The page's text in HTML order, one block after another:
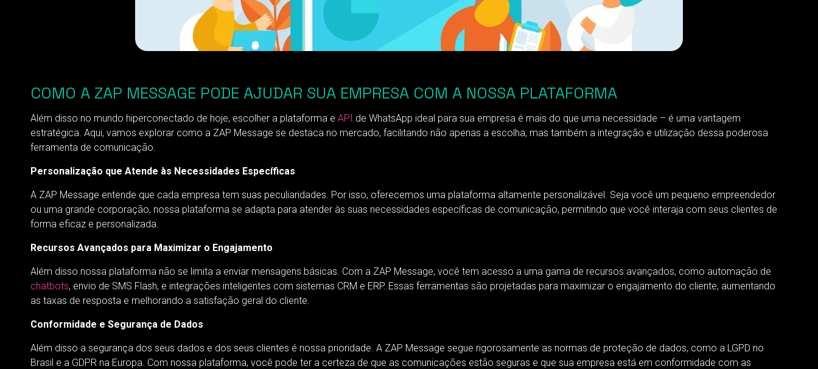
COMO A ZAP MESSAGE PODE AJUDAR SUA EMPRESA COM A NOSSA PLATAFORMA
Além disso no mundo hiperconectado de hoje, escolher a plataforma e API de WhatsApp ideal para sua empresa é mais do que uma necessidade – é uma vantagem
estratégica. Aqui, vamos explorar como a ZAP Message se destaca no mercado, facilitando não apenas a escolha, mas também a integração e utilização dessa poderosa
ferramenta de comunicação.
Personalização que Atende às Necessidades Específicas
A ZAP Message entende que cada empresa tem suas peculiaridades. Por isso, oferecemos uma plataforma altamente personalizável. Seja você um pequeno empreendedor
ou uma grande corporação, nossa plataforma se adapta para atender às suas necessidades específicas de comunicação, permitindo que você interaja com seus clientes de
forma eficaz e personalizada.
Recursos Avançados para Maximizar o Engajamento
Além disso nossa plataforma não se limita a enviar mensagens básicas. Com a ZAP Message, você tem acesso a uma gama de recursos avançados, como automação de
chatbots, envio de SMS Flash, e integrações inteligentes com sistemas CRM e ERP. Essas ferramentas são projetadas para maximizar o engajamento do cliente, aumentando
as taxas de resposta e melhorando a satisfação geral do cliente.
Conformidade e Segurança de Dados
Além disso a segurança dos seus dados e dos seus clientes é nossa prioridade. A ZAP Message segue rigorosamente as normas de proteção de dados, como a LGPD no
Brasil e a GDPR na Europa. Com nossa plataforma, você pode ter a certeza de que as comunicações estão seguras e que sua empresa está em conformidade com as